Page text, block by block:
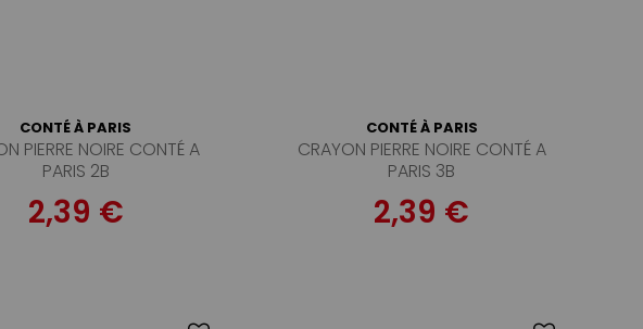
CONTÉ À PARIS
PIERRE NOIRE CONTÉ A
PARIS 2B
2,39 €
CONTÉ À PARIS
CRAYON PIERRE NOIRE CONTÉ A
PARIS 3B
2,39 €